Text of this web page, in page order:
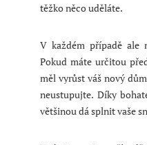
těžko něco uděláte.
V každém případě ale
Pokud máte určitou
měl vyrůst váš nový
neustupujte. Díky
většinou dá splnit vaše